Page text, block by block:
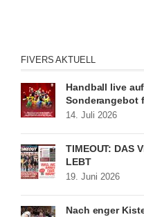
FIVERS AKTUELL
Handball live
Sonderangebot
14. Juli 2026
TIMEOUT: DAS
LEBT
19. Juni 2026
Nach enger